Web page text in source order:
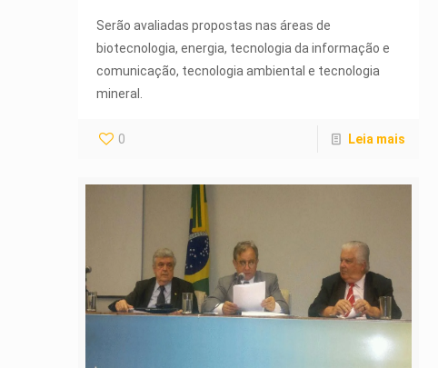
Serão avaliadas propostas nas áreas de
biotecnologia, energia, tecnologia da informação e
comunicação, tecnologia ambiental e tecnologia
mineral.
0 Leia mais